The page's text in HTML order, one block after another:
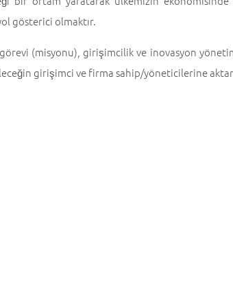
gösterici olmaktır.
(misyonu), girişimcilik ve inovasyon
girişimci ve firma sahip/yöneticilerine